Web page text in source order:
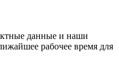
данные и наши
рабочее время для